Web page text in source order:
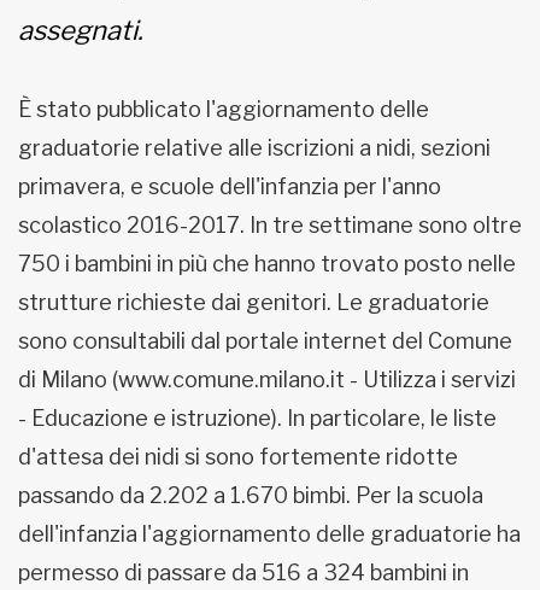
assegnati.
È stato pubblicato l'aggiornamento delle
graduatorie relative alle iscrizioni a nidi, sezioni
primavera, e scuole dell'infanzia per l'anno
scolastico 2016-2017. In tre settimane sono oltre
750 i bambini in più che hanno trovato posto nelle
strutture richieste dai genitori. Le graduatorie
sono consultabili dal portale internet del Comune
di Milano (www.comune.milano.it - Utilizza i servizi
- Educazione e istruzione). In particolare, le liste
d'attesa dei nidi si sono fortemente ridotte
passando da 2.202 a 1.670 bimbi. Per la scuola
dell'infanzia l'aggiornamento delle graduatorie ha
permesso di passare da 516 a 324 bambini in